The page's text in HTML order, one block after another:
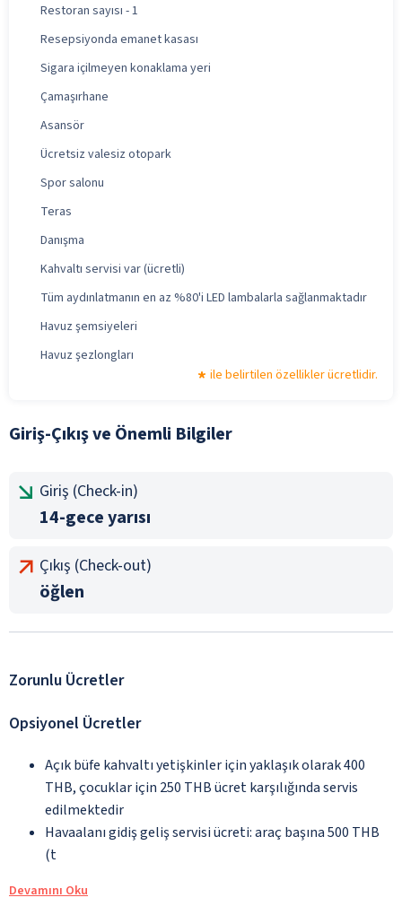
Restoran sayısı - 1
Resepsiyonda emanet kasası
Sigara içilmeyen konaklama yeri
Çamaşırhane
Asansör
Ücretsiz valesiz otopark
Spor salonu
Teras
Danışma
Kahvaltı servisi var (ücretli)
Tüm aydınlatmanın en az %80'i LED lambalarla sağlanmaktadır
Havuz şemsiyeleri
Havuz şezlongları
ile belirtilen özellikler ücretlidir.
Giriş-Çıkış ve Önemli Bilgiler
Giriş (Check-in)
14-gece yarısı
Çıkış (Check-out)
öğlen
Zorunlu Ücretler
Opsiyonel Ücretler
Açık büfe kahvaltı yetişkinler için yaklaşık olarak 400
THB, çocuklar için 250 THB ücret karşılığında servis
edilmektedir
Havaalanı gidiş geliş servisi ücreti: araç başına 500 THB
(t
Devamını Oku